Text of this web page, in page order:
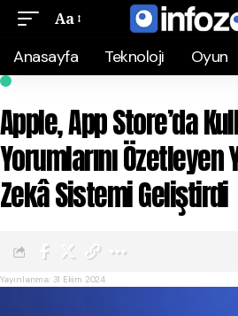
Aa
Anasayfa Teknoloji Oyun
Apple, App Store’da
Yorumlarını Özetleyen
Zekâ Sistemi Geliştirdi
Yayınlanma: 31 Ekim 2024